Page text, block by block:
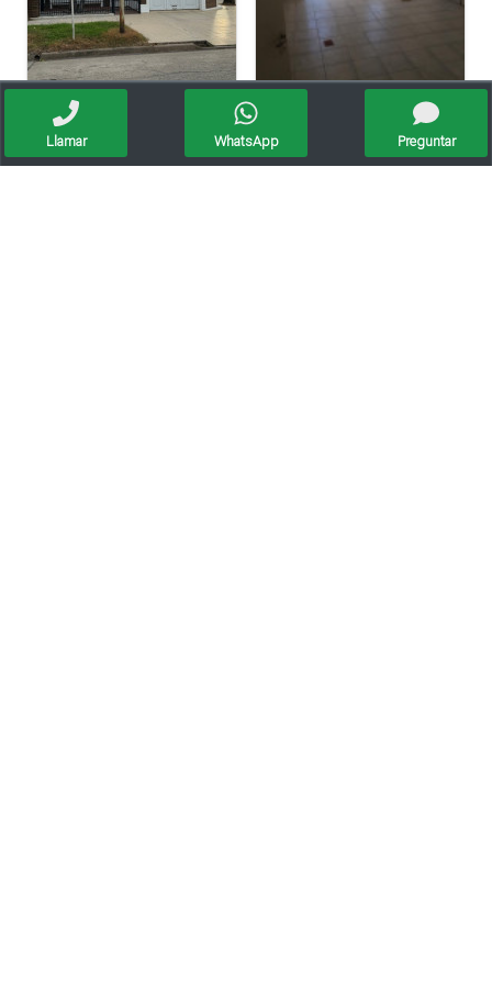
Apto crédito
Llamar WhatsApp Preguntar